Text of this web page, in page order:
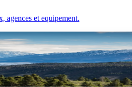
agences et equipement.
difficultes et conseils pratiques.